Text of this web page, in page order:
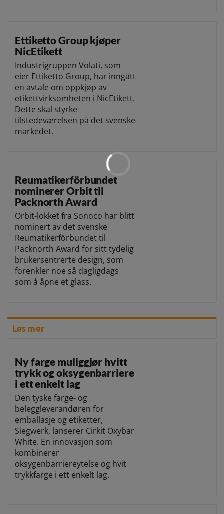
Ettiketto Group kjøper
NicEtikett
Industrigruppen Volati, som
eier Ettiketto Group, har inngått
en avtale om oppkjøp av
etikettvirksomheten i NicEtikett.
Dette skal styrke
tilstedeværelsen på det svenske
markedet.
Reumatikerförbundet
nominerer Orbit til
Packnorth Award
Orbit-lokket fra Sonoco har blitt
nominert av det svenske
Reumatikerförbundet til
Packnorth Award for sitt tydelig
brukersentrerte design, som
forenkler noe så dagligdags
som å åpne et glass.
Les mer
Ny farge muliggjør hvitt
trykk og oksygenbarriere
i ett enkelt lag
Den tyske farge- og
beleggleverandøren for
emballasje og etiketter,
Siegwerk, lanserer Cirkit Oxybar
White. En innovasjon som
kombinerer
oksygenbarriereytelse og hvit
trykkfarge i ett enkelt lag.